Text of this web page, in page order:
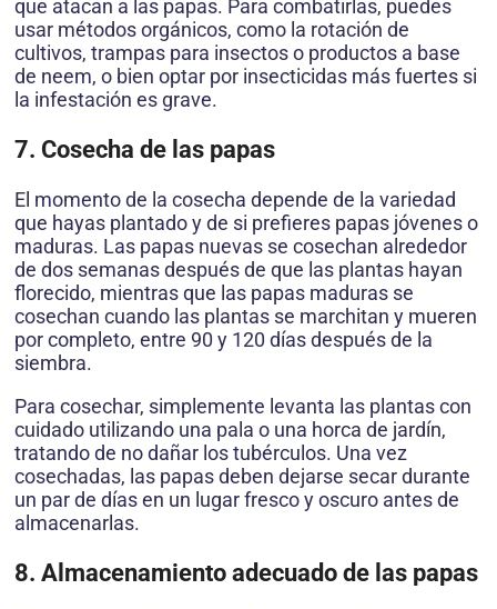
que atacan a las papas. Para combatirlas, puedes
usar métodos orgánicos, como la rotación de
cultivos, trampas para insectos o productos a base
de neem, o bien optar por insecticidas más fuertes si
la infestación es grave.
7. Cosecha de las papas
El momento de la cosecha depende de la variedad
que hayas plantado y de si prefieres papas jóvenes o
maduras. Las papas nuevas se cosechan alrededor
de dos semanas después de que las plantas hayan
florecido, mientras que las papas maduras se
cosechan cuando las plantas se marchitan y mueren
por completo, entre 90 y 120 días después de la
siembra.
Para cosechar, simplemente levanta las plantas con
cuidado utilizando una pala o una horca de jardín,
tratando de no dañar los tubérculos. Una vez
cosechadas, las papas deben dejarse secar durante
un par de días en un lugar fresco y oscuro antes de
almacenarlas.
8. Almacenamiento adecuado de las papas